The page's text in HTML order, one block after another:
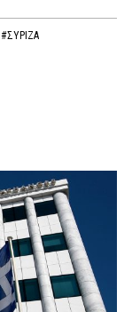
#ΣΥΡΙΖΑ